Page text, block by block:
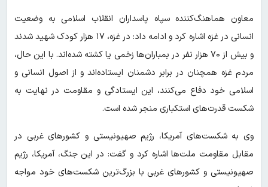
معاون هماهنگ‌کننده سپاه پاسداران انقلاب اسلامی به وضعیت
انسانی در غزه اشاره کرد و ادامه داد: در غزه، ۱۷ هزار کودک شهید شدند
و بیش از ۷۰ هزار نفر در بمباران‌ها زخمی یا کشته شده‌اند. با این حال،
مردم غزه همچنان در برابر دشمنان ایستاده‌اند و از اصول انسانی و
اسلامی خود دفاع می‌کنند، این ایستادگی و مقاومت در نهایت به
شکست قدرت‌های استکباری منجر شده است.
وی به شکست‌های آمریکا، رژیم صهیونیستی و کشورهای غربی در
مقابل مقاومت ملت‌ها اشاره کرد و گفت: در این جنگ، آمریکا، رژیم
صهیونیستی و کشورهای غربی با بزرگ‌ترین شکست‌های خود مواجه